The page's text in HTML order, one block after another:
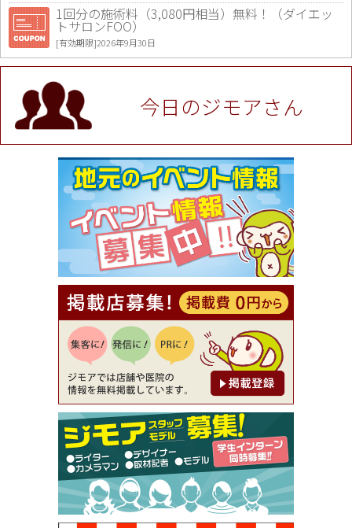
1回分の施術料（3,080円相当）無料！（ダイエッ
トサロンFOO）
[有効期限]2026年9月30日
値段提示後「ジモア見た」で更に買い取り金額 U
P！※チケットと新品商品は除く（大黒屋 高田馬場
駅前店）
[有効期限]2026年9月30日
★ジモア限定特典★ お会計より全品5％OFF（ナチ
ュラル＆ハンドメイドショップ［マキマキ］）
[有効期限]2026年9月30日まで
【ジモア限定①】初回割引 特価 VIO脱毛11,000円
⇒8,800円（メンズ専門ワックス脱毛サロン Mickle
（ミックル））
[有効期限]2026年9月30日
【ジモア読者特典2】コース 3,500円→3,000円（料
理5品+2時間飲み放題）（創作イタリアン Pia Cu
ore（ピアクオーレ））
[有効期限]2026年9月30日
【ジモア読者特典1】料理全品20％OFF ※18時以
降（創作イタリアン Pia Cuore（ピアクオーレ））
[有効期限]2026年9月30日
【ジモア限定②】初回割引 特価 鼻毛脱毛 半額 2,2
00円⇒1,100円（メンズ専門ワックス脱毛サロン Mi
ckle（ミックル））
[有効期限]2026年9月30日
【ジモア限定特典①】まつ毛カール 3,850円→ 2,7
50円（Premiere（プルミエール））
[有効期限]2026年9月30日
焼き餃子 一皿サービス（餃子酒場たっちゃん 西
早稲田店）
[有効期限]2026年9月30日
今日のジモアさん